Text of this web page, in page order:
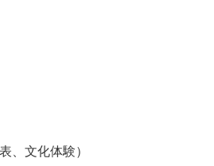
、文化体験）